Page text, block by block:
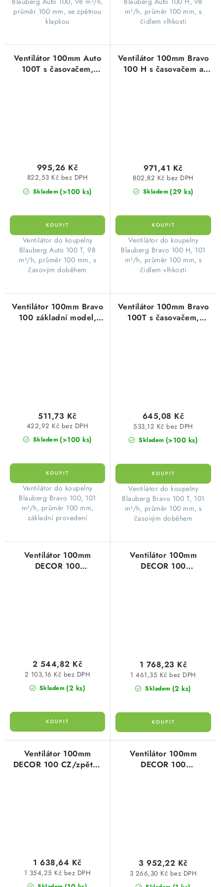
průměr 100 mm, se zpětnou
klapkou
m³/h, průměr 100 mm, s
čidlem vlhkosti
Ventilátor 100mm Auto
100T s časovačem,
Skladem (>100 ks)
822,53 Kč bez DPH
995,26 Kč
Ventilátor do koupelny
Blauberg Auto 100 T, 98
m³/h, průměr 100 mm, s
časovým doběhem
Ventilátor 100mm Bravo
100 H s časovačem a
Skladem (29 ks)
802,82 Kč bez DPH
971,41 Kč
Ventilátor do koupelny
Blauberg Bravo 100 H, 101
m³/h, průměr 100 mm, s
čidlem vlhkosti
Ventilátor 100mm Bravo
100 základní model,
Skladem (>100 ks)
422,92 Kč bez DPH
511,73 Kč
Ventilátor do koupelny
Blauberg Bravo 100, 101
m³/h, průměr 100 mm,
základní provedení
Ventilátor 100mm Bravo
100T s časovačem,
Skladem (>100 ks)
533,12 Kč bez DPH
645,08 Kč
Ventilátor do koupelny
Blauberg Bravo 100 T, 101
m³/h, průměr 100 mm, s
časovým doběhem
Ventilátor 100mm
DECOR 100
Skladem (2 ks)
2 103,16 Kč bez DPH
2 544,82 Kč
Ventilátor 100mm
DECOR 100
Skladem (2 ks)
1 461,35 Kč bez DPH
1 768,23 Kč
Ventilátor 100mm
DECOR 100 CZ/zpětná
1 354,25 Kč bez DPH
1 638,64 Kč
Ventilátor 100mm
DECOR 100
3 266,30 Kč bez DPH
3 952,22 Kč